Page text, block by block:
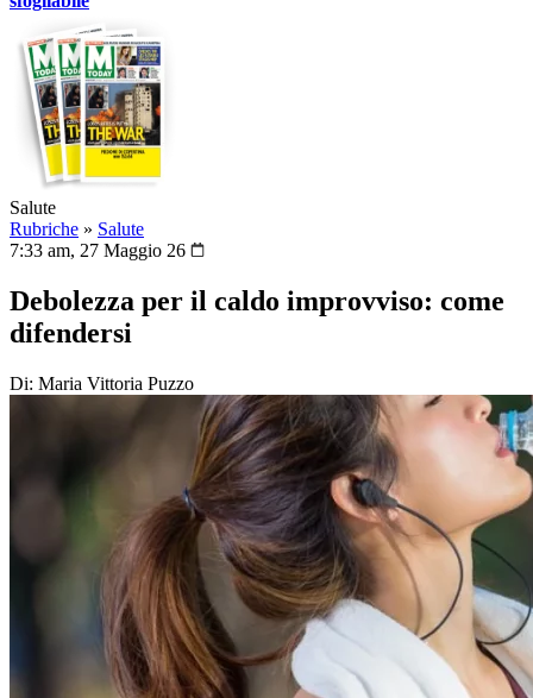
Salute
Rubriche » Salute
7:33 am, 27 Maggio 26
Debolezza per il caldo improvviso: come
difendersi
Di: Maria Vittoria Puzzo